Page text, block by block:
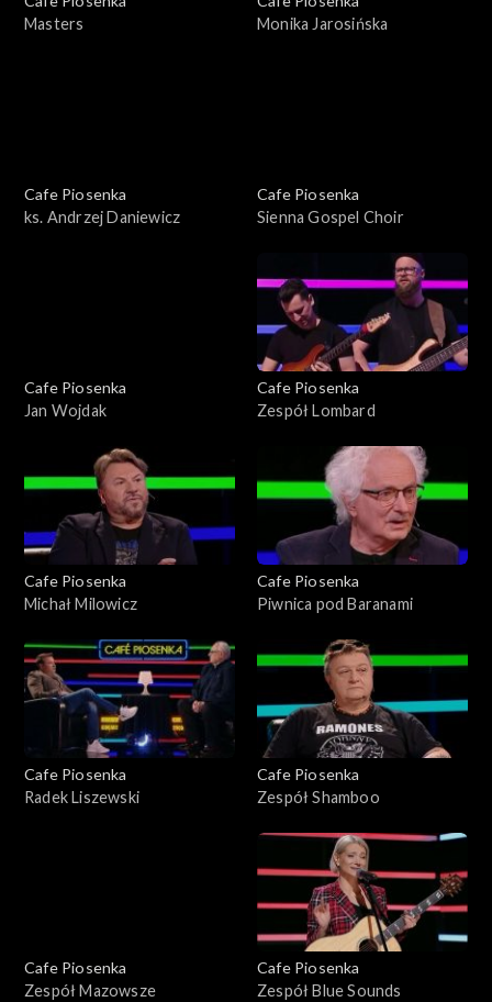
Masters
Monika Jarosińska
Cafe Piosenka
ks. Andrzej Daniewicz
Cafe Piosenka
Sienna Gospel Choir
Cafe Piosenka
Jan Wojdak
Cafe Piosenka
Zespół Lombard
Cafe Piosenka
Michał Milowicz
Cafe Piosenka
Piwnica pod Baranami
Cafe Piosenka
Radek Liszewski
Cafe Piosenka
Zespół Shamboo
Cafe Piosenka
Zespół Mazowsze
Cafe Piosenka
Zespół Blue Sounds